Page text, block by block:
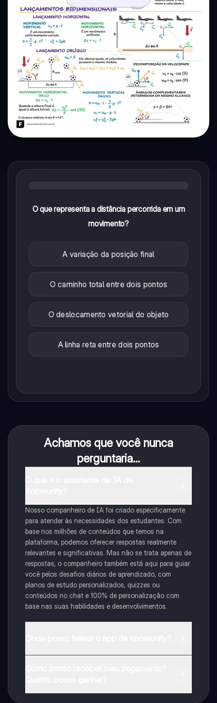
O que representa a distância percorrida em um
movimento?
A variação da posição final
O caminho total entre dois pontos
O deslocamento vetorial do objeto
A linha reta entre dois pontos
Achamos que você nunca
perguntaria...
Nosso companheiro de IA foi criado especificamente
para atender às necessidades dos estudantes. Com
base nos milhões de conteúdos que temos na
plataforma, podemos oferecer respostas realmente
relevantes e significativas. Mas não se trata apenas de
respostas, o companheiro também está aqui para guiar
você pelos desafios diários de aprendizado, com
planos de estudo personalizados, quizzes ou
conteúdos no chat e 100% de personalização com
base nas suas habilidades e desenvolvimentos.